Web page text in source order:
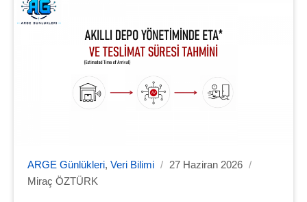
ARGE Günlükleri, Veri Bilimi / 27 Haziran 2026 /
Miraç ÖZTÜRK